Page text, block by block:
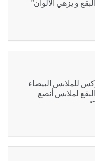
و يزهي الألوان"
للملابس البيضاء
لملابس أنصع